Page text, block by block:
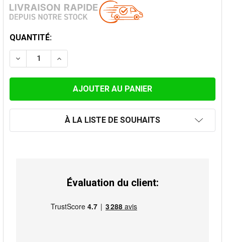
STOCK
ACTUEL:
QUANTITÉ:
DIMINUER LA QUANTITÉ DE RÉDUCTION INOX 124M-
AUGMENTER LA QUANTITÉ DE RÉDUCTION
À LA LISTE DE SOUHAITS
Évaluation du client: